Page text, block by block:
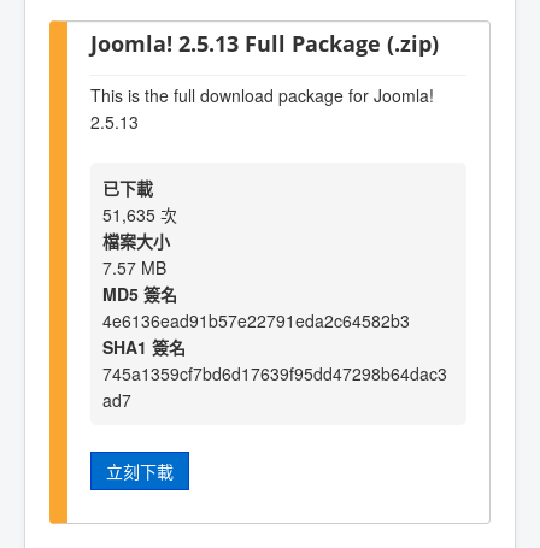
Joomla! 2.5.13 Full Package (.zip)
This is the full download package for Joomla!
2.5.13
已下載
51,635 次
檔案大小
7.57 MB
MD5 簽名
4e6136ead91b57e22791eda2c64582b3
SHA1 簽名
745a1359cf7bd6d17639f95dd47298b64dac3
ad7
立刻下載